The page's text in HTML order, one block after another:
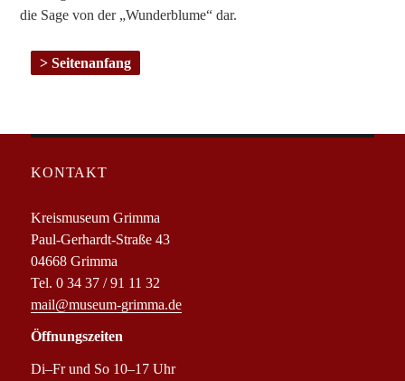
die Sage von der „Wunderblume“ dar.
Seitenanfang
KONTAKT
Kreismuseum Grimma
Paul-Gerhardt-Straße 43
04668 Grimma
Tel. 0 34 37 / 91 11 32
mail@museum-grimma.de
Öffnungszeiten
Di–Fr und So 10–17 Uhr